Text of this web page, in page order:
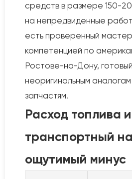
средств в размере 150-
на непредвиденные
есть проверенный
компетенцией по
Ростове-на-Дону,
неоригинальным
запчастям.
Расход топлива и
транспортный
ощутимый минус